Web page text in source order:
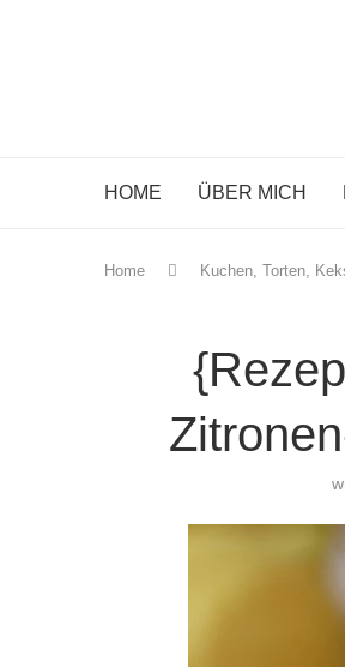
HOME ÜBER MICH
Home Kuchen, Torten,